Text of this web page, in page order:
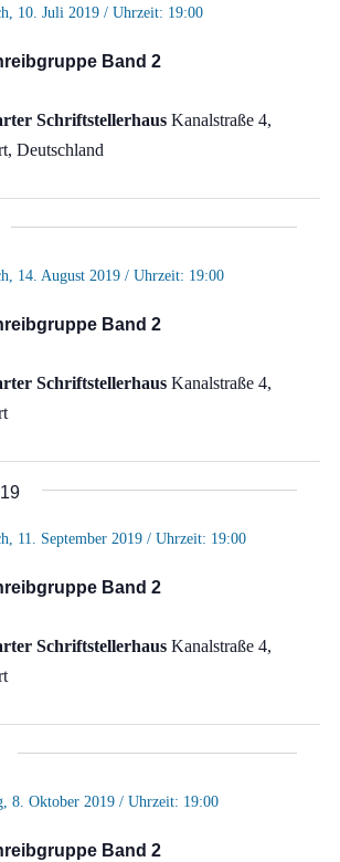
Band 2
10. Juli 2019 / Uhrzeit: 19:00
Schriftstellerhaus Kanalstraße 4,
Deutschland
Band 2
14. August 2019 / Uhrzeit: 19:00
Schriftstellerhaus Kanalstraße 4,
Band 2
11. September 2019 / Uhrzeit: 19:00
Schriftstellerhaus Kanalstraße 4,
Band 2
8. Oktober 2019 / Uhrzeit: 19:00